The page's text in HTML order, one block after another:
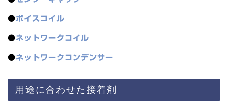
●ボイスコイル
●ネットワークコイル
●ネットワークコンデンサー
用途に合わせた接着剤